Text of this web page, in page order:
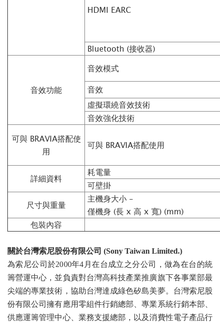
HDMI EARC
Bluetooth (接收器)
音效功能
音效模式
音效
虛擬環繞音效技術
音效強化技術
可與 BRAVIA搭配使
用
可與 BRAVIA搭配使用
詳細資料
耗電量
可壁掛
尺寸與重量
主機身大小 –
僅機身 (長 x 高 x 寬) (mm)
包裝內容
關於台灣索尼股份有限公司 (Sony Taiwan Limited.)
為索尼公司於2000年4月在台成立之分公司，做為在台的統
籌營運中心，並負責對台灣高科技產業推廣旗下各事業部最
尖端的專業技術，協助台灣達成綠色矽島美夢。台灣索尼股
份有限公司擁有應用零組件行銷總部、專業系統行銷本部、
供應運籌管理中心、業務支援總部，以及消費性電子產品行